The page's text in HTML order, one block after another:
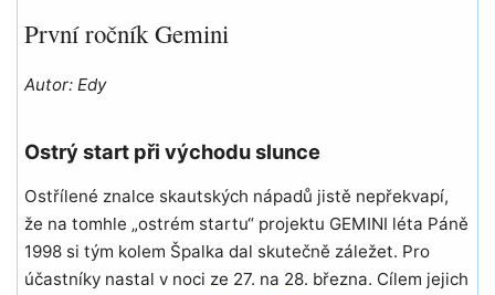
První ročník Gemini
Autor: Edy
Ostrý start při východu slunce
Ostřílené znalce skautských nápadů jistě nepřekvapí,
že na tomhle „ostrém startu“ projektu GEMINI léta Páně
1998 si tým kolem Špalka dal skutečně záležet. Pro
účastníky nastal v noci ze 27. na 28. března. Cílem jejich